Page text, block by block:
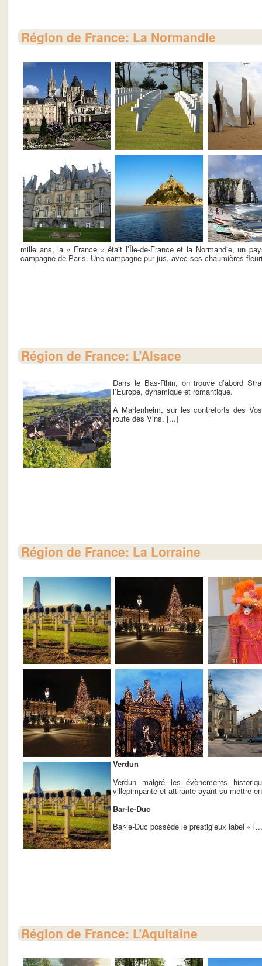
Région de France: La Normandie
mille ans, la « France » était l’Île-de-France et la Normandie, un
campagne de Paris. Une campagne pur jus, avec ses chaumières
Région de France: L’Alsace
Dans le Bas-Rhin, on trouve d’abord
l’Europe, dynamique et romantique.
À Marlenheim, sur les contreforts des
route des Vins. [...]
Région de France: La Lorraine
Verdun
Verdun malgré les évènements
villepimpante et attirante ayant su mettre
Bar-le-Duc
Bar-le-Duc possède le prestigieux label «
Région de France: L’Aquitaine